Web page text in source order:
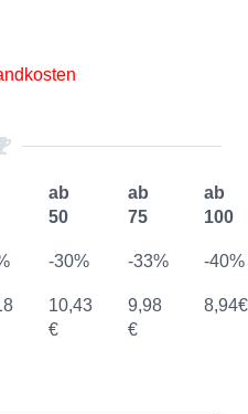
ab
50
ab
75
ab
100
-30% -33% -40%
10,43
€
9,98
€
8,94€